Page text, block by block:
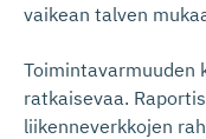
vaikean talven
Toimintavarmuuden
ratkaisevaa.
liikenneverkkojen